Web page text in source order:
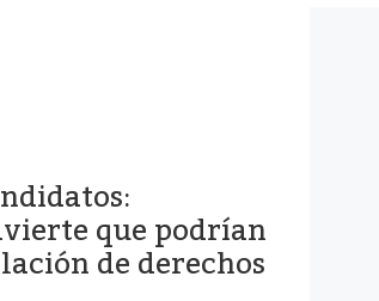
que podrían
de derechos